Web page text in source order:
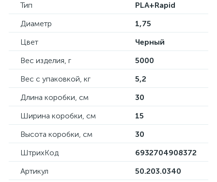
Тип
PLA+Rapid
Диаметр
1,75
Цвет
Черный
Вес изделия, г
5000
Вес с упаковкой, кг
5,2
Длина коробки, см
30
Ширина коробки, см
15
Высота коробки, см
30
ШтрихКод
6932704908372
Артикул
50.203.0340